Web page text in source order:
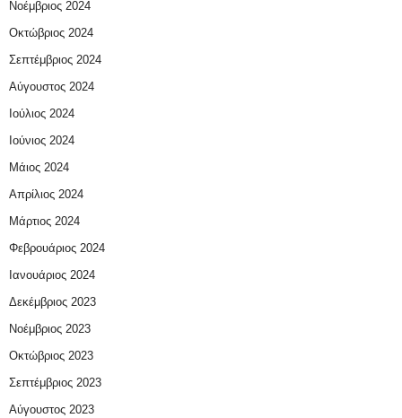
Νοέμβριος 2024
Οκτώβριος 2024
Σεπτέμβριος 2024
Αύγουστος 2024
Ιούλιος 2024
Ιούνιος 2024
Μάιος 2024
Απρίλιος 2024
Μάρτιος 2024
Φεβρουάριος 2024
Ιανουάριος 2024
Δεκέμβριος 2023
Νοέμβριος 2023
Οκτώβριος 2023
Σεπτέμβριος 2023
Αύγουστος 2023